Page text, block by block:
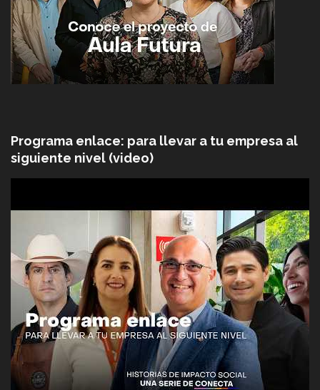
Programa enlace: para llevar a tu empresa al
siguiente nivel (video)